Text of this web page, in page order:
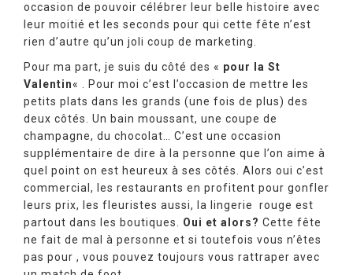
occasion de pouvoir célébrer leur belle histoire avec
leur moitié et les seconds pour qui cette fête n’est
rien d’autre qu’un joli coup de marketing.
Pour ma part, je suis du côté des « pour la St
Valentin« . Pour moi c’est l’occasion de mettre les
petits plats dans les grands (une fois de plus) des
deux côtés. Un bain moussant, une coupe de
champagne, du chocolat… C’est une occasion
supplémentaire de dire à la personne que l’on aime à
quel point on est heureux à ses côtés. Alors oui c’est
commercial, les restaurants en profitent pour gonfler
leurs prix, les fleuristes aussi, la lingerie rouge est
partout dans les boutiques. Oui et alors? Cette fête
ne fait de mal à personne et si toutefois vous n’êtes
pas pour , vous pouvez toujours vous rattraper avec